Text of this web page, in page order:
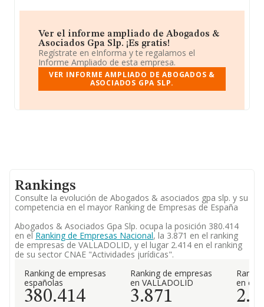
Ver el informe ampliado de Abogados &
Asociados Gpa Slp. ¡Es gratis!
Regístrate en eInforma y te regalamos el
Informe Ampliado de esta empresa.
VER INFORME AMPLIADO DE ABOGADOS &
ASOCIADOS GPA SLP.
Rankings
Consulte la evolución de Abogados & asociados gpa slp. y su
competencia en el mayor Ranking de Empresas de España
Abogados & Asociados Gpa Slp. ocupa la posición 380.414
en elRanking de Empresas Nacional, la 3.871 en el ranking
de empresas de VALLADOLID, y el lugar 2.414 en el ranking
de su sector CNAE "Actividades jurídicas".
Ranking de empresas
españolas
380.414
Ranking de empresas
en VALLADOLID
3.871
en el